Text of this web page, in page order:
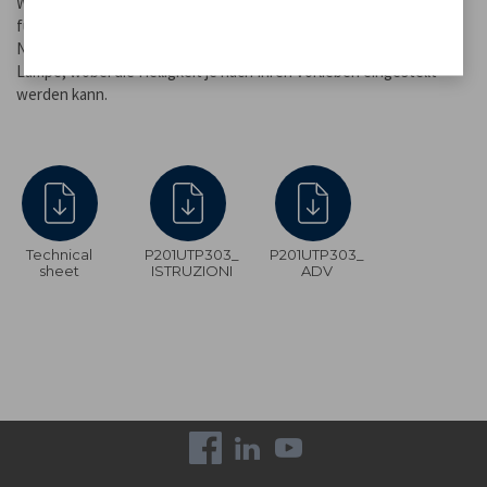
für maximalen Komfort ermöglichen, wo immer Sie wollen. Der
Nachtmodus sorgt für eine sanfte Beleuchtung an der Spitze der
Lampe, wobei die Helligkeit je nach Ihren Vorlieben eingestellt
werden kann.
Technical
sheet
P201UTP303_
ISTRUZIONI
P201UTP303_
ADV